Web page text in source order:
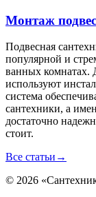
Монтаж
Подвесная
популярной и
ванных комнатах.
используют
система
сантехники, а
достаточно
стоит.
Все статьи →
© 2026